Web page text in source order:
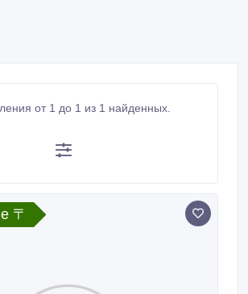
от 1 до 1 из 1 найденных.
〒